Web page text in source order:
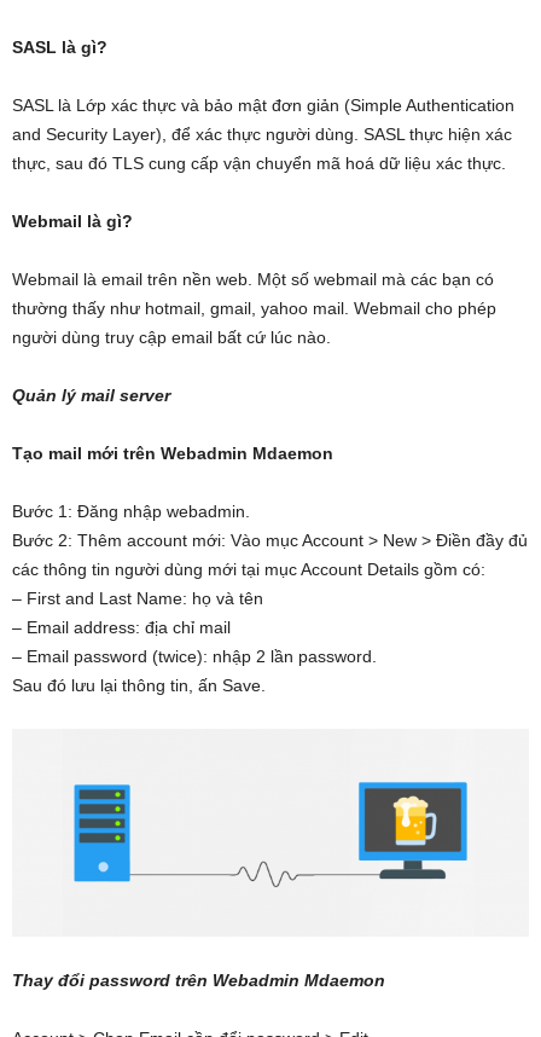
SASL là gì?
SASL là Lớp xác thực và bảo mật đơn giản (Simple Authentication
and Security Layer), để xác thực người dùng. SASL thực hiện xác
thực, sau đó TLS cung cấp vận chuyển mã hoá dữ liệu xác thực.
Webmail là gì?
Webmail là email trên nền web. Một số webmail mà các bạn có
thường thấy như hotmail, gmail, yahoo mail. Webmail cho phép
người dùng truy cập email bất cứ lúc nào.
Quản lý mail server
Tạo mail mới trên Webadmin Mdaemon
Bước 1: Đăng nhập webadmin.
Bước 2: Thêm account mới: Vào mục Account > New > Điền đầy đủ
các thông tin người dùng mới tại mục Account Details gồm có:
– First and Last Name: họ và tên
– Email address: địa chỉ mail
– Email password (twice): nhập 2 lần password.
Sau đó lưu lại thông tin, ấn Save.
Thay đổi password trên Webadmin Mdaemon